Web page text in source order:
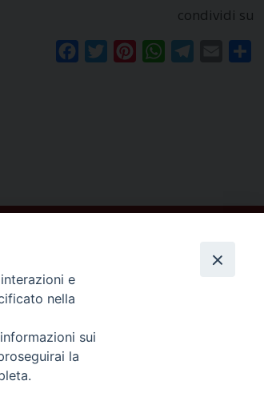
condividi su
FacebookTwitterPinterestWhatsAppTelegram
Email
e
nella
sui
la